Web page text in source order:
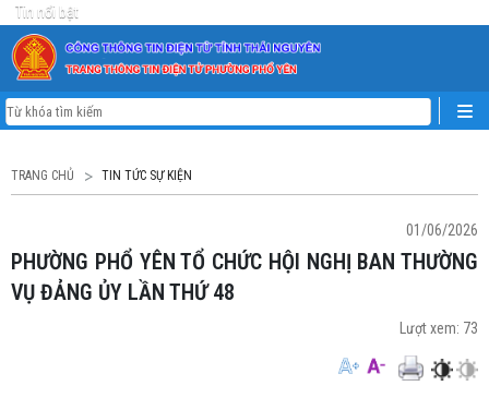
Tin nổi bật
TRANG CHỦ TIN TỨC SỰ KIỆN
01/06/2026
PHƯỜNG PHỔ YÊN TỔ CHỨC HỘI NGHỊ BAN THƯỜNG
VỤ ĐẢNG ỦY LẦN THỨ 48
Lượt xem: 73